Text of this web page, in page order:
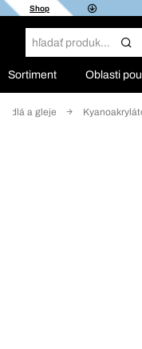
Shop
Sortiment Oblasti
a gleje